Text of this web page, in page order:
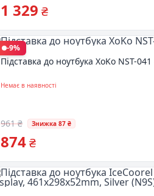
1 329 ₴
-9%
Підставка до ноутбука XoKo NST-
Немає в наявності
961 ₴ Знижка 87 ₴
874₴